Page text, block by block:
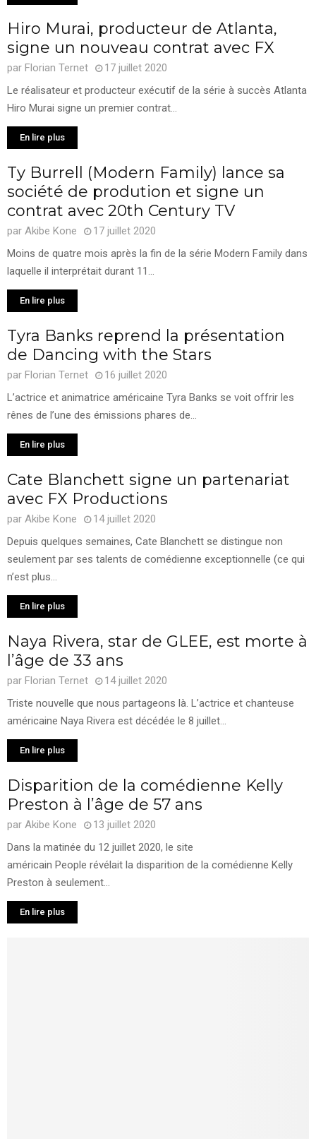
Hiro Murai, producteur de Atlanta,
signe un nouveau contrat avec FX
par Florian Ternet
17 juillet 2020
Le réalisateur et producteur exécutif de la série à succès Atlanta
Hiro Murai signe un premier contrat...
En lire plus
Ty Burrell (Modern Family) lance sa
société de prodution et signe un
contrat avec 20th Century TV
par Akibe Kone
17 juillet 2020
Moins de quatre mois après la fin de la série Modern Family dans
laquelle il interprétait durant 11...
En lire plus
Tyra Banks reprend la présentation
de Dancing with the Stars
par Florian Ternet
16 juillet 2020
L’actrice et animatrice américaine Tyra Banks se voit offrir les
rênes de l’une des émissions phares de...
En lire plus
Cate Blanchett signe un partenariat
avec FX Productions
par Akibe Kone
14 juillet 2020
Depuis quelques semaines, Cate Blanchett se distingue non
seulement par ses talents de comédienne exceptionnelle (ce qui
n’est plus...
En lire plus
Naya Rivera, star de GLEE, est morte à
l’âge de 33 ans
par Florian Ternet
14 juillet 2020
Triste nouvelle que nous partageons là. L’actrice et chanteuse
américaine Naya Rivera est décédée le 8 juillet...
En lire plus
Disparition de la comédienne Kelly
Preston à l’âge de 57 ans
par Akibe Kone
13 juillet 2020
Dans la matinée du 12 juillet 2020, le site
américain People révélait la disparition de la comédienne Kelly
Preston à seulement...
En lire plus